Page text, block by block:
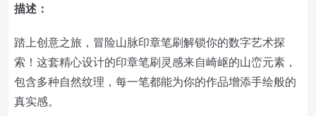
描述：
踏上创意之旅，冒险山脉印章笔刷解锁你的数字艺术探
索！这套精心设计的印章笔刷灵感来自崎岖的山峦元素，
包含多种自然纹理，每一笔都能为你的作品增添手绘般的
真实感。